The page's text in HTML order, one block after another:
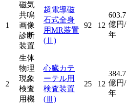
1
磁気
共鳴
画像
診断
装置
超電導磁
石式全身
用MR装置
(Ⅱ)
92 12
603.7
億円/
年
2
生体
物理
現象
検査
用機
心臓カテ
ーテル用
検査装置
(Ⅲ)
25 12
384.7
億円/
年